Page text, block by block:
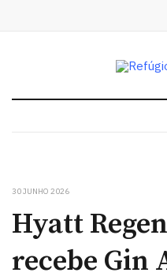
30 JUNHO 2026
Hyatt
recebe Gin